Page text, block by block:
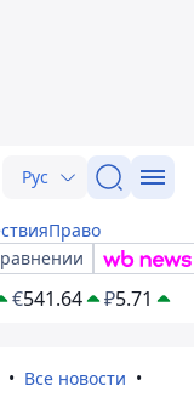
Рус
Право
€541.64 ₽5.71
Все новости